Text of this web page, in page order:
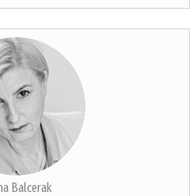
Balcerak